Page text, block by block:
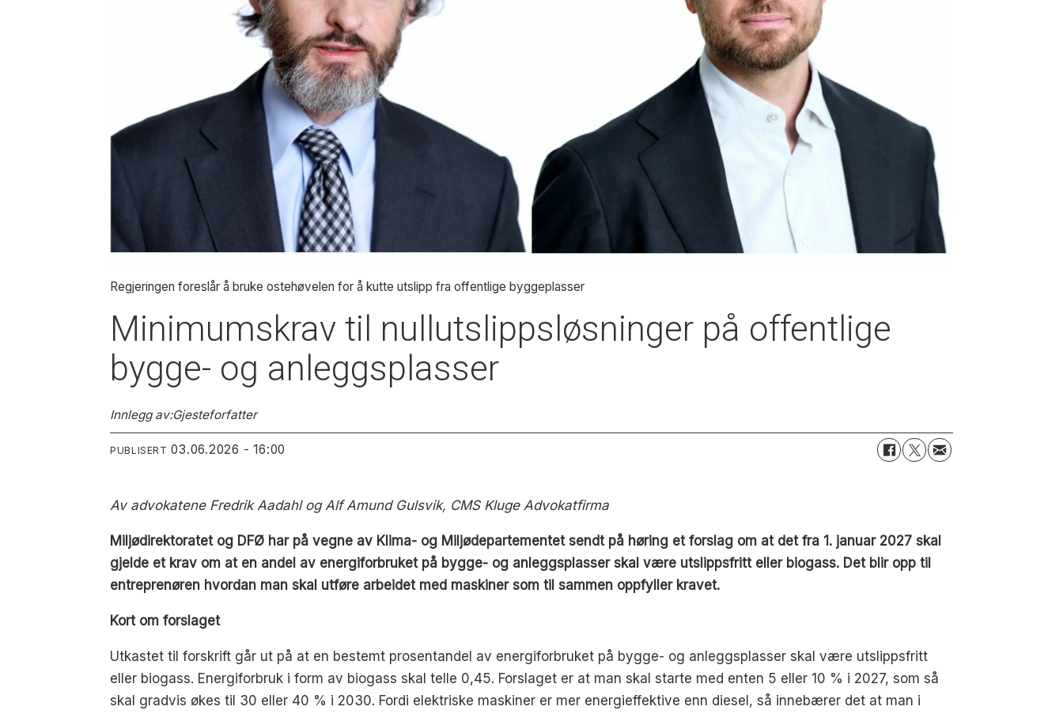
Regjeringen foreslår å bruke ostehøvelen for å kutte utslipp fra offentlige byggeplasser
Minimumskrav til nullutslippsløsninger på offentlige
bygge- og anleggsplasser
Innlegg av:Gjesteforfatter
PUBLISERT 03.06.2026 - 16:00
Av advokatene Fredrik Aadahl og Alf Amund Gulsvik, CMS Kluge Advokatfirma
Miljødirektoratet og DFØ har på vegne av Klima- og Miljødepartementet sendt på høring et forslag om at det fra 1. januar 2027 skal
gjelde et krav om at en andel av energiforbruket på bygge- og anleggsplasser skal være utslippsfritt eller biogass. Det blir opp til
entreprenøren hvordan man skal utføre arbeidet med maskiner som til sammen oppfyller kravet.
Kort om forslaget
Utkastet til forskrift går ut på at en bestemt prosentandel av energiforbruket på bygge- og anleggsplasser skal være utslippsfritt
eller biogass. Energiforbruk i form av biogass skal telle 0,45. Forslaget er at man skal starte med enten 5 eller 10 % i 2027, som så
skal gradvis økes til 30 eller 40 % i 2030. Fordi elektriske maskiner er mer energieffektive enn diesel, så innebærer det at man i